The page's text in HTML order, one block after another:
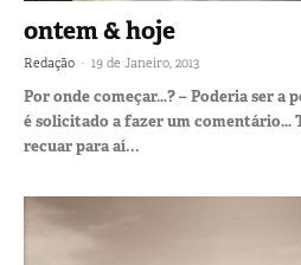
ontem & hoje
Redação - 19 de Janeiro, 2013
Por onde começar…? – Poderia ser a
é solicitado a fazer um comentário…
recuar para aí...